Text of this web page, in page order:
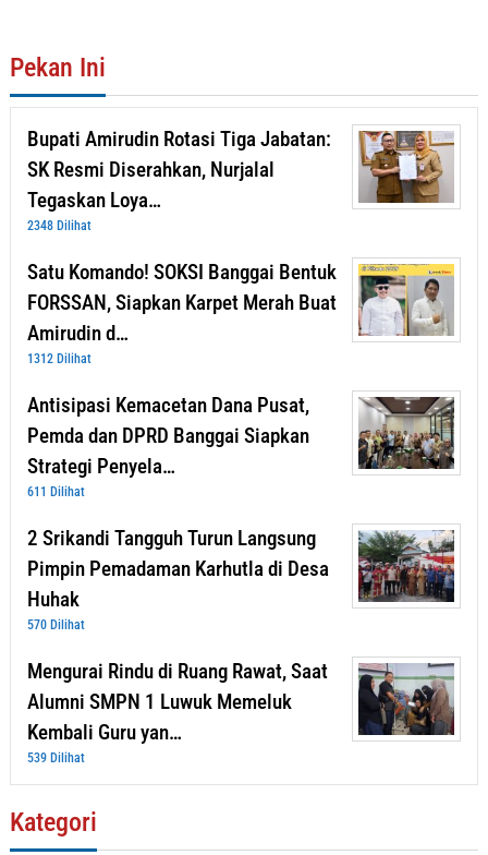
Pekan Ini
Bupati Amirudin Rotasi Tiga Jabatan:
SK Resmi Diserahkan, Nurjalal
Tegaskan Loya…
2348 Dilihat
Satu Komando! SOKSI Banggai Bentuk
FORSSAN, Siapkan Karpet Merah Buat
Amirudin d…
1312 Dilihat
Antisipasi Kemacetan Dana Pusat,
Pemda dan DPRD Banggai Siapkan
Strategi Penyela…
611 Dilihat
2 Srikandi Tangguh Turun Langsung
Pimpin Pemadaman Karhutla di Desa
Huhak
570 Dilihat
Mengurai Rindu di Ruang Rawat, Saat
Alumni SMPN 1 Luwuk Memeluk
Kembali Guru yan…
539 Dilihat
Kategori